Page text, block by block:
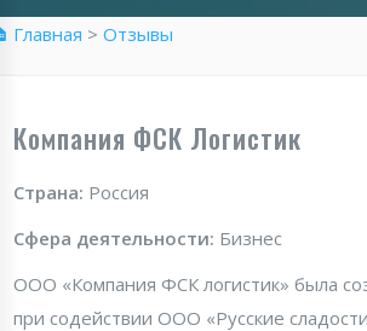
Главная > Отзывы
Компания ФСК Логистик
Страна: Россия
Сфера деятельности: Бизнес
ООО «Компания ФСК логистик» была
при содействии ООО «Русские